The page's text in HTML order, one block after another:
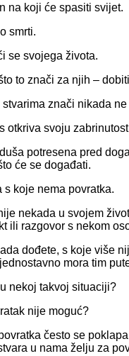
na koji će spasiti svijet.
smrti.
se svojega života.
to znači za njih –
znači nikada
otkriva svoju
potresena pred
će se događati.
s koje nema povratka.
nekada u svojem
ili razgovor s nekom
dođete, s koje više
mora tim
nekoj takvoj situaciji?
nije moguć?
često se
u nama želju za